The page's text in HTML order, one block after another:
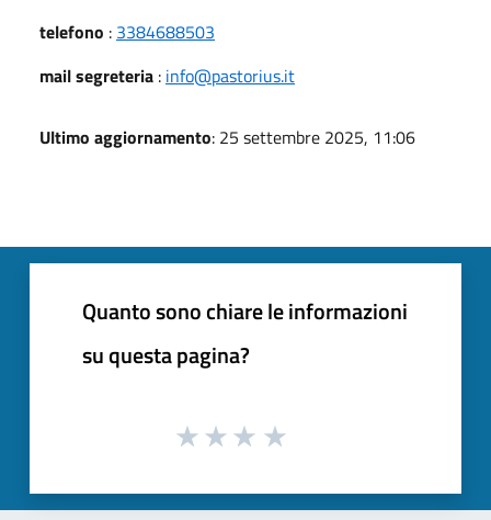
telefono : 3384688503
mail segreteria : info@pastorius.it
Ultimo aggiornamento: 25 settembre 2025, 11:06
Quanto sono chiare le informazioni
su questa pagina?